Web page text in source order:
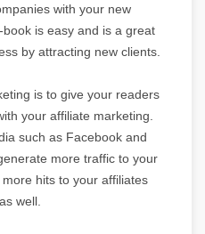
with your new
is easy and is a great
by attracting new clients.
is to give your readers
your affiliate marketing.
such as Facebook and
more traffic to your
hits to your affiliates
well.